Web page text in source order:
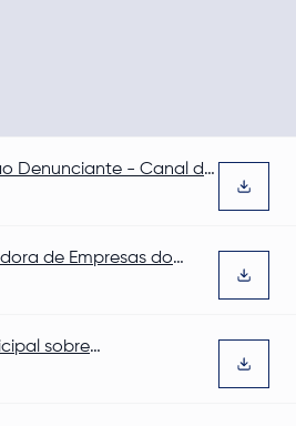
Denunciante - Canal de
de Empresas do
sobre
Animais